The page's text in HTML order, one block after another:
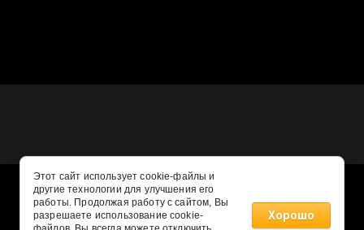
Этот сайт использует cookie-файлы и
другие технологии для улучшения его
работы. Продолжая работу с сайтом, Вы
разрешаете использование cookie-
Хорошо